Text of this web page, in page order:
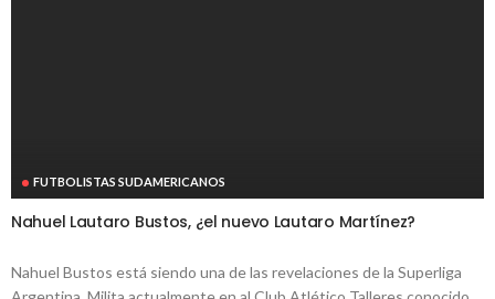
FUTBOLISTAS SUDAMERICANOS
Nahuel Lautaro Bustos, ¿el nuevo Lautaro Martínez?
Nahuel Bustos está siendo una de las revelaciones de la Superliga